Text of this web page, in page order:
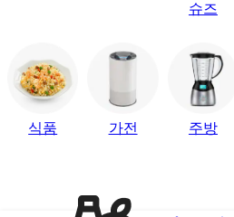
슈즈
식품 가전 주방